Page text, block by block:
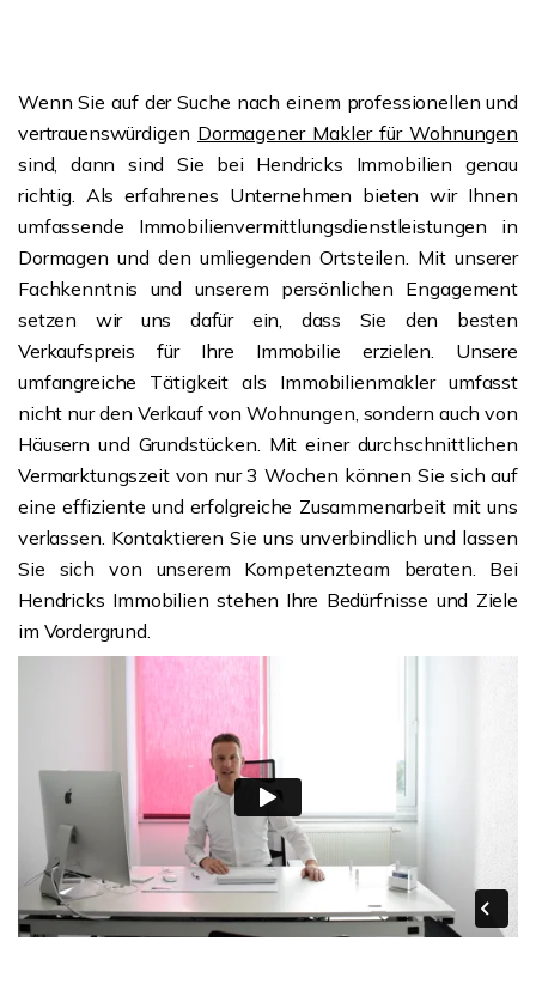
Wenn Sie auf der Suche nach einem professionellen und
vertrauenswürdigen Dormagener Makler für Wohnungen
sind, dann sind Sie bei Hendricks Immobilien genau
richtig. Als erfahrenes Unternehmen bieten wir Ihnen
umfassende Immobilienvermittlungsdienstleistungen in
Dormagen und den umliegenden Ortsteilen. Mit unserer
Fachkenntnis und unserem persönlichen Engagement
setzen wir uns dafür ein, dass Sie den besten
Verkaufspreis für Ihre Immobilie erzielen. Unsere
umfangreiche Tätigkeit als Immobilienmakler umfasst
nicht nur den Verkauf von Wohnungen, sondern auch von
Häusern und Grundstücken. Mit einer durchschnittlichen
Vermarktungszeit von nur 3 Wochen können Sie sich auf
eine effiziente und erfolgreiche Zusammenarbeit mit uns
verlassen. Kontaktieren Sie uns unverbindlich und lassen
Sie sich von unserem Kompetenzteam beraten. Bei
Hendricks Immobilien stehen Ihre Bedürfnisse und Ziele
im Vordergrund.